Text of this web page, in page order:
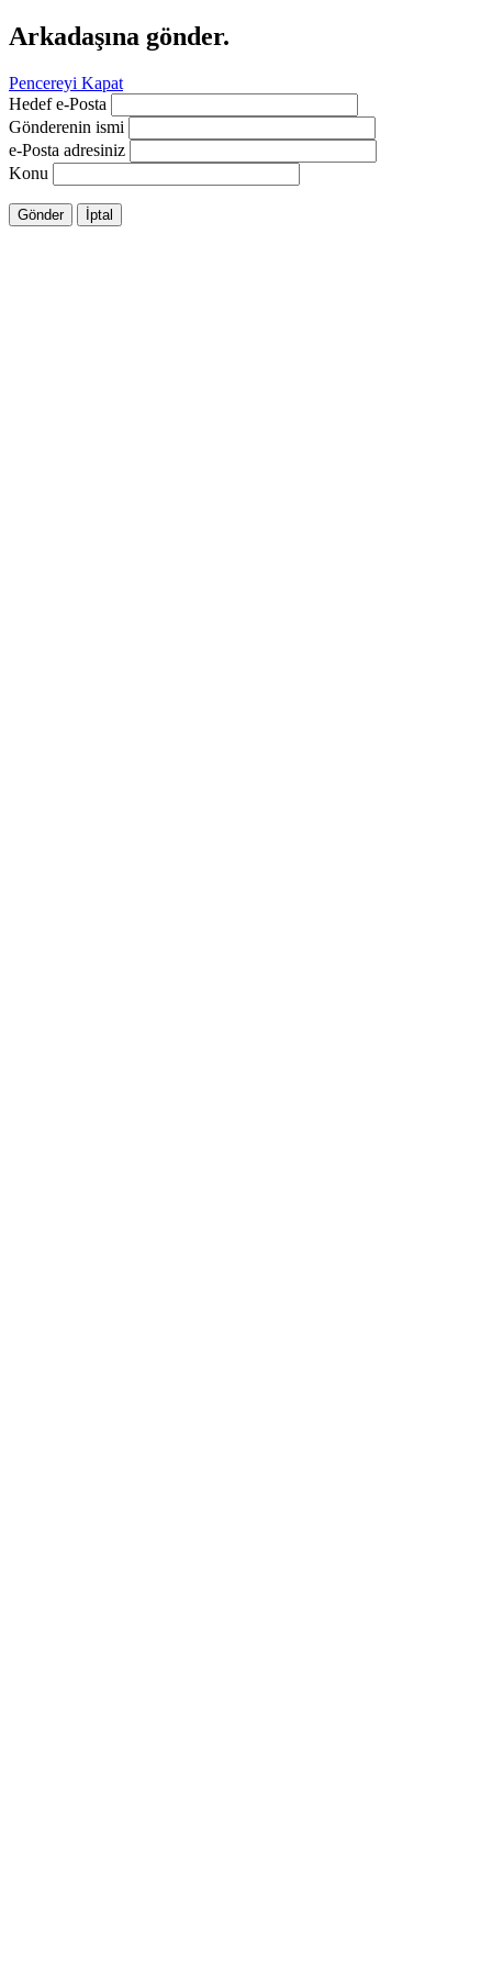
Arkadaşına gönder.
Pencereyi Kapat
Hedef e-Posta
Gönderenin ismi
e-Posta adresiniz
Konu
Gönder İptal